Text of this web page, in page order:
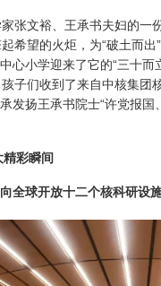
张文裕、王承书夫妇的一
希望的火炬，为“破土而
心小学迎来了它的“三十而
子们收到了来自中核集
发扬王承书院士“许党报
彩瞬间
全球开放十二个核科研设